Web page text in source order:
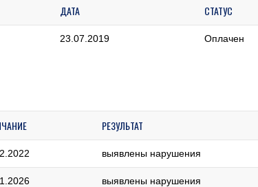
ДАТА СТАТУС
23.07.2019 Оплачен
РЕЗУЛЬТАТ
выявлены нарушения
выявлены нарушения